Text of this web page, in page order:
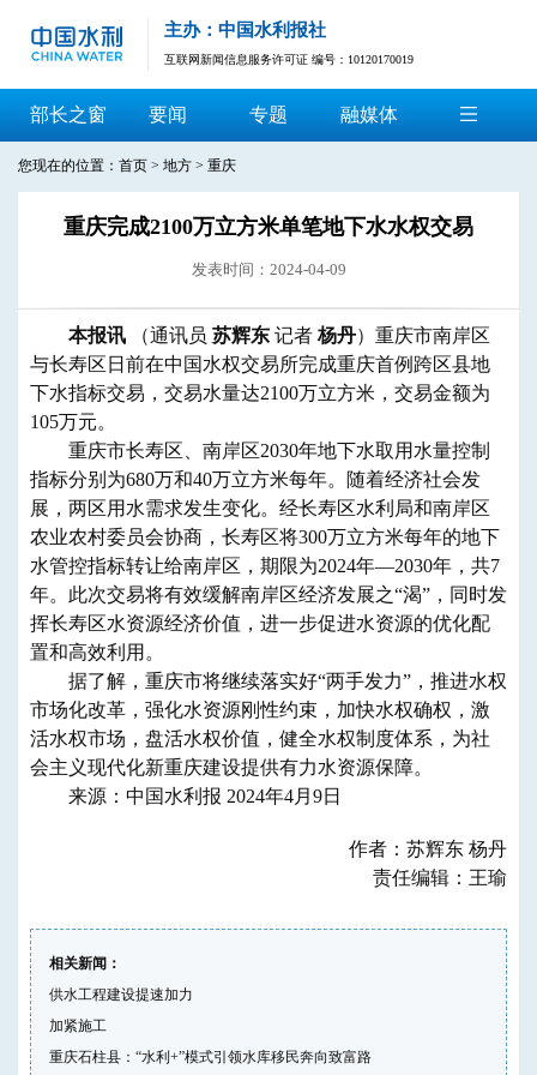
主办：中国水利报社
互联网新闻信息服务许可证 编号：10120170019
部长之窗 要闻 专题 融媒体
您现在的位置： 首页 > 地方 > 重庆
重庆完成2100万立方米单笔地下水水权交易
发表时间：2024-04-09
本报讯 （通讯员 苏辉东 记者 杨丹）重庆市南岸区
与长寿区日前在中国水权交易所完成重庆首例跨区县地
下水指标交易，交易水量达2100万立方米，交易金额为
105万元。
重庆市长寿区、南岸区2030年地下水取用水量控制
指标分别为680万和40万立方米每年。随着经济社会发
展，两区用水需求发生变化。经长寿区水利局和南岸区
农业农村委员会协商，长寿区将300万立方米每年的地下
水管控指标转让给南岸区，期限为2024年—2030年，共7
年。此次交易将有效缓解南岸区经济发展之“渴”，同时发
挥长寿区水资源经济价值，进一步促进水资源的优化配
置和高效利用。
据了解，重庆市将继续落实好“两手发力”，推进水权
市场化改革，强化水资源刚性约束，加快水权确权，激
活水权市场，盘活水权价值，健全水权制度体系，为社
会主义现代化新重庆建设提供有力水资源保障。
来源：中国水利报 2024年4月9日
作者：苏辉东 杨丹
责任编辑：王瑜
相关新闻：
供水工程建设提速加力
加紧施工
重庆石柱县：“水利+”模式引领水库移民奔向致富路